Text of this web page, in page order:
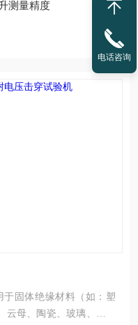
测量精度
固体绝缘材料（如：塑
母、陶瓷、玻璃、绝缘
电话咨询